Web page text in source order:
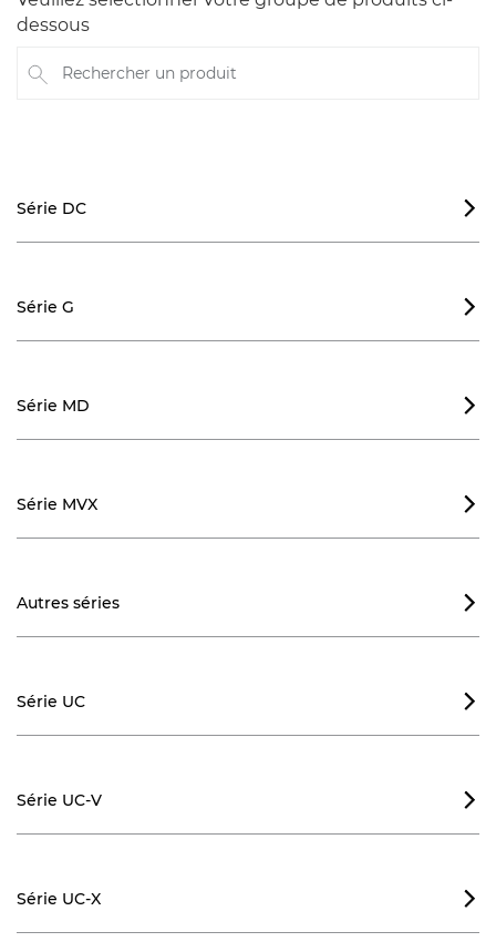
dessous
Rechercher un produit
Série DC 
Série G 
Série MD 
Série MVX 
Autres séries 
Série UC 
Série UC-V 
Série UC-X 